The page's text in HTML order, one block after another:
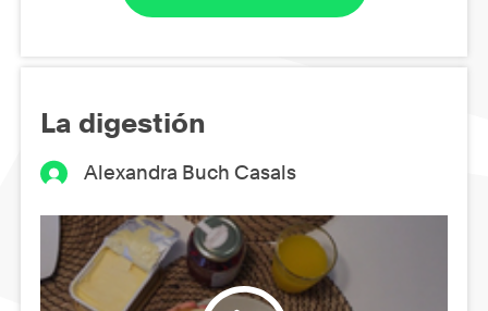
La digestión
Alexandra Buch Casals